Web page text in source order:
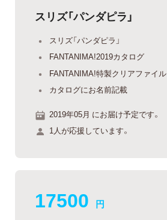
スリズ「パンダピラ」
スリズ「パンダピラ」
FANTANIMA!2019カタログ
FANTANIMA!特製クリアファイル
カタログにお名前記載
2019年05月 にお届け予定です。
1人が応援しています。
17500 円